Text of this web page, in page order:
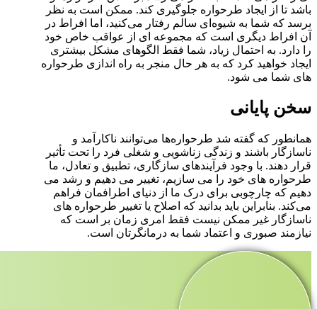
باشد تا از ایجاد طرحواره جلوگیری کند. ممکن است به نظر
برسد که شما به شیوه‌ای سالم رفتار می‌کنید، اما افراط در
آن افراط دیگری است که مجموعه ای از عواقب خاص خود
را دارد. به احتمال زیاد، شما فقط الگوهای مشکل بیشتری
ایجاد خواهید کرد که به هر حال منجر به راه اندازی طرحواره
های شما می شود.
سخن پایانی
همانطور که گفته شد طرحواره‌ها می‌توانند ناکارآمد و
ناسازگار باشند و زندگی زناشویی و شغلی فرد را تحت تأثیر
قرار دهند. با وجود فرآیندهای سازگاری، تطبیق و تعادل، ما
طرحواره های خود را می سازیم، تغییر می دهیم و رشد می
دهیم که چارچوبی برای درک ما از دنیای اطرافمان فراهم
می‌کند. بنابراین باید بدانید که اصلاح یا تغییر طرحواره های
ناسازگار غیر ممکن نیست فقط امری زمان بر است که
نیازمند صبوری و اعتماد شما به درمانگرتان است.